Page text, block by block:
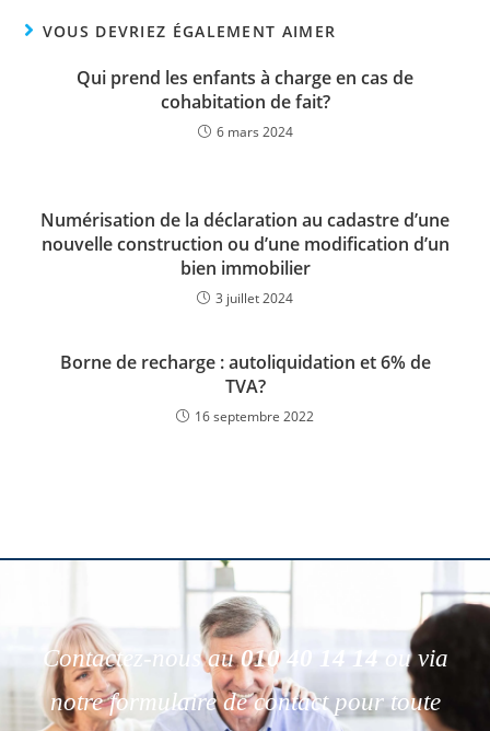
VOUS DEVRIEZ ÉGALEMENT AIMER
Qui prend les enfants à charge en cas de
cohabitation de fait?
6 mars 2024
Numérisation de la déclaration au cadastre d’une
nouvelle construction ou d’une modification d’un
bien immobilier
3 juillet 2024
Borne de recharge : autoliquidation et 6% de
TVA?
16 septembre 2022
Contactez-nous au010 40 14 14
ou via
notre formulaire de contact pour toute